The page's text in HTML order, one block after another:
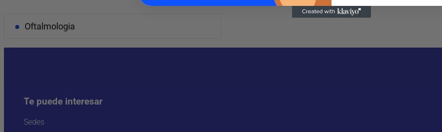
Oftalmologia
Te puede interesar
Sedes